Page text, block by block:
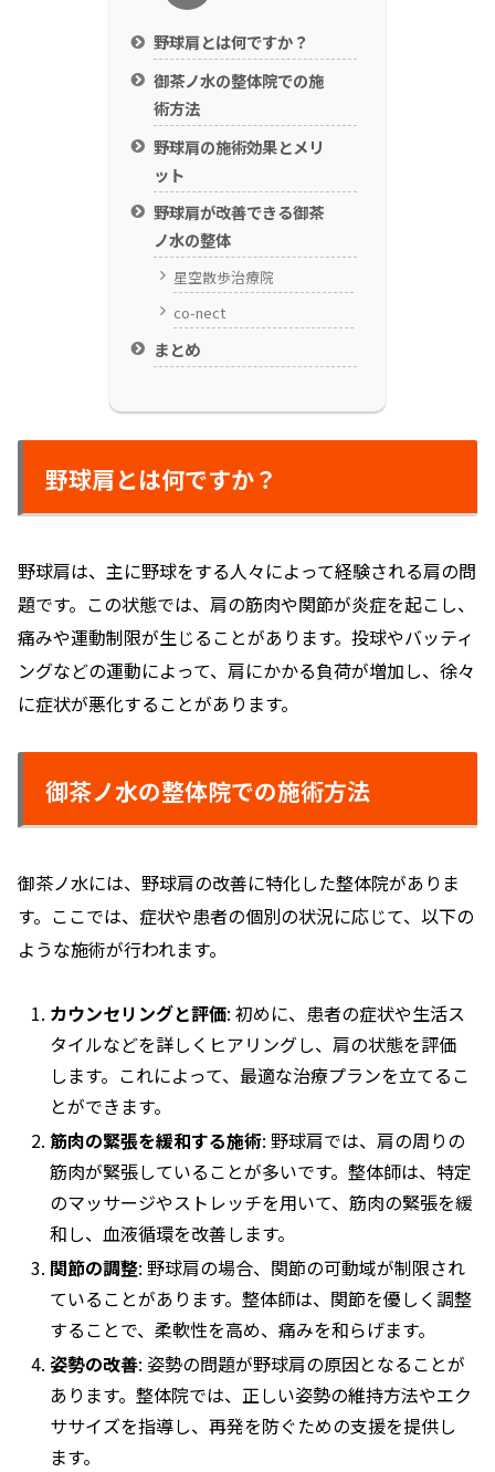
野球肩とは何ですか？
御茶ノ水の整体院での施
術方法
野球肩の施術効果とメリ
ット
野球肩が改善できる御茶
ノ水の整体
星空散歩治療院
co-nect
まとめ
野球肩とは何ですか？
野球肩は、主に野球をする人々によって経験される肩の問
題です。この状態では、肩の筋肉や関節が炎症を起こし、
痛みや運動制限が生じることがあります。投球やバッティ
ングなどの運動によって、肩にかかる負荷が増加し、徐々
に症状が悪化することがあります。
御茶ノ水の整体院での施術方法
御茶ノ水には、野球肩の改善に特化した整体院がありま
す。ここでは、症状や患者の個別の状況に応じて、以下の
ような施術が行われます。
カウンセリングと評価: 初めに、患者の症状や生活ス
タイルなどを詳しくヒアリングし、肩の状態を評価
します。これによって、最適な治療プランを立てるこ
とができます。
筋肉の緊張を緩和する施術: 野球肩では、肩の周りの
筋肉が緊張していることが多いです。整体師は、特定
のマッサージやストレッチを用いて、筋肉の緊張を緩
和し、血液循環を改善します。
関節の調整: 野球肩の場合、関節の可動域が制限され
ていることがあります。整体師は、関節を優しく調整
することで、柔軟性を高め、痛みを和らげます。
姿勢の改善: 姿勢の問題が野球肩の原因となることが
あります。整体院では、正しい姿勢の維持方法やエク
ササイズを指導し、再発を防ぐための支援を提供し
ます。